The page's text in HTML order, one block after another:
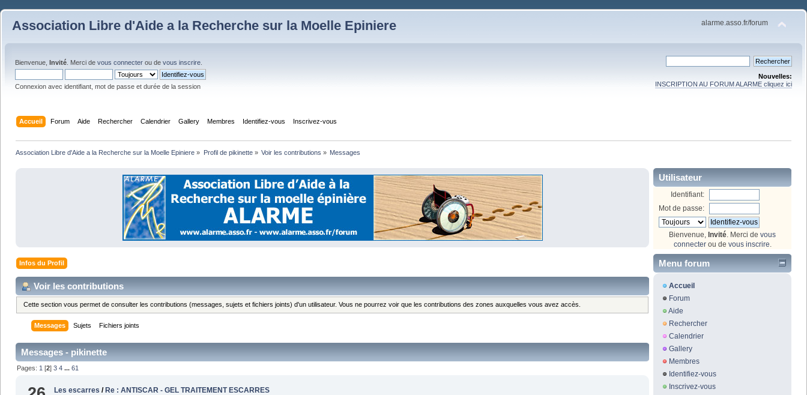
Association Libre d'Aide a la Recherche sur la Moelle Epiniere alarme.asso.fr/forum
Bienvenue, Invité . Merci de vous connecter ou de vous inscrire
Connexion avec identifiant, mot de passe et durée de la session
Nouvelles:
INSCRIPTION AU FORUM ALARME cliquez ici
Accueil Forum Aide Rechercher Calendrier Gallery Membres Identifiez-vous Inscrivez-vous
Association Libre d'Aide a la Recherche sur la Moelle Epiniere » Profil de pikinette» Voir les contributions » Messages
Infos du Profil
Voir les contributions
Cette section vous permet de consulter les contributions (messages, sujets et fichiers joints) d'un utilisateur. Vous ne pourrez voir que les contributions des zones auxquelles vous avez accès.
Messages Sujets Fichiers joints
Messages - pikinette
Pages:1 [2]3 4 ...61
Les escarres / Re : ANTISCAR - GEL TRAITEMENT ESCARRES
Utilisateur
Identifiant:
Mot de passe:
Bienvenue, Invité . Merci de vous
connecterou de vous inscrire
Menu forum
Accueil
Forum
Aide
Rechercher
Calendrier
Gallery
Membres
Identifiez-vous
Inscrivez-vous